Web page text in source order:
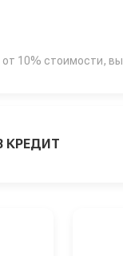
10% стоимости,
КРЕДИТ